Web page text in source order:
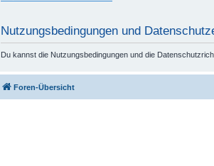
Nutzungsbedingungen und
Du kannst die Nutzungsbedingungen und die
Foren-Übersicht